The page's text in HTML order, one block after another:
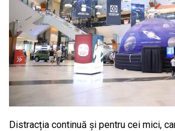
Distracția continuă și pentru cei mici,